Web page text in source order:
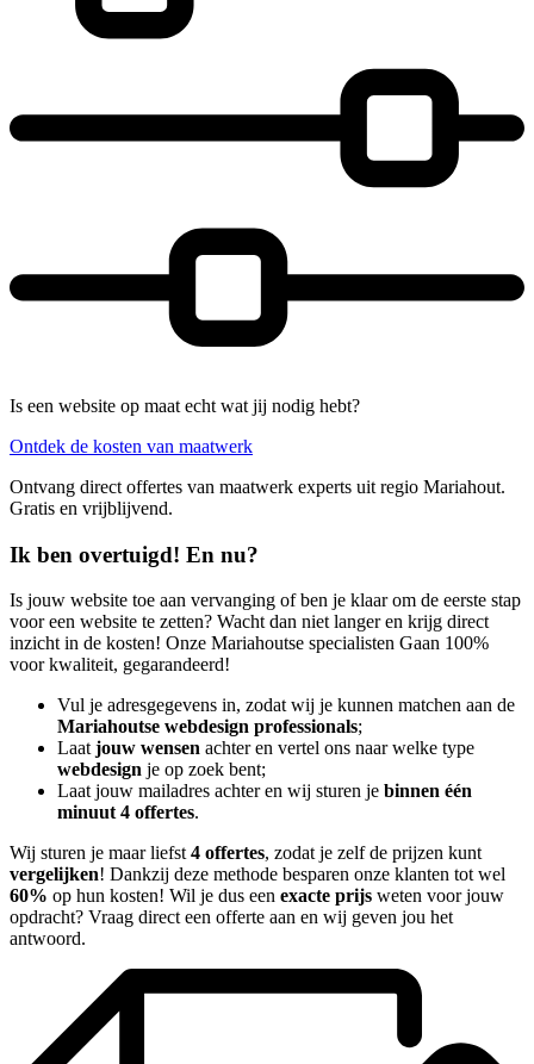
Is een website op maat echt wat jij nodig hebt?
Ontdek de kosten van maatwerk
Ontvang direct offertes van maatwerk experts uit regio Mariahout.
Gratis en vrijblijvend.
Ik ben overtuigd! En nu?
Is jouw website toe aan vervanging of ben je klaar om de eerste stap
voor een website te zetten? Wacht dan niet langer en krijg direct
inzicht in de kosten! Onze Mariahoutse specialisten Gaan 100%
voor kwaliteit, gegarandeerd!
Vul je adresgegevens in, zodat wij je kunnen matchen aan de
Mariahoutse webdesign professionals;
Laat jouw wensen achter en vertel ons naar welke type
webdesign je op zoek bent;
Laat jouw mailadres achter en wij sturen je binnen één
minuut 4 offertes.
Wij sturen je maar liefst 4 offertes, zodat je zelf de prijzen kunt
vergelijken! Dankzij deze methode besparen onze klanten tot wel
60% op hun kosten! Wil je dus een exacte prijs weten voor jouw
opdracht? Vraag direct een offerte aan en wij geven jou het
antwoord.